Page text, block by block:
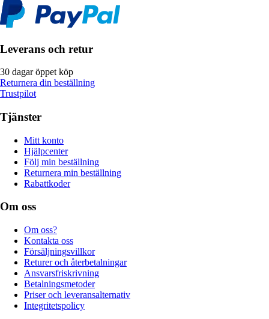
Leverans och retur
30 dagar öppet köp
Returnera din beställning
Trustpilot
Tjänster
Mitt konto
Hjälpcenter
Följ min beställning
Returnera min beställning
Rabattkoder
Om oss
Om oss?
Kontakta oss
Försäljningsvillkor
Returer och återbetalningar
Ansvarsfriskrivning
Betalningsmetoder
Priser och leveransalternativ
Integritetspolicy